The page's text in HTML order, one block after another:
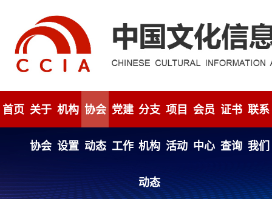
首页 关于
协会
机构
设置
协会
动态
党建
工作
分支
机构
动态
项目
活动
会员
中心
证书
查询
联系
我们